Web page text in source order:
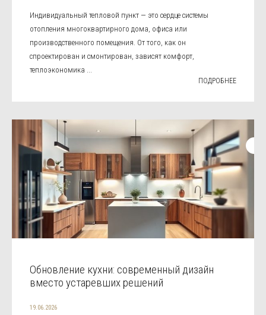
Индивидуальный тепловой пункт — это сердце системы
отопления многоквартирного дома, офиса или
производственного помещения. От того, как он
спроектирован и смонтирован, зависят комфорт,
теплоэкономика ...
ПОДРОБНЕЕ
Обновление кухни: современный дизайн
вместо устаревших решений
19.06.2026